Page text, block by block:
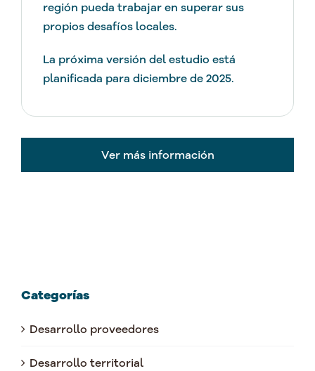
región pueda trabajar en superar sus
propios desafíos locales.
La próxima versión del estudio está
planificada para diciembre de 2025.
Ver más información
Categorías
Desarrollo proveedores
Desarrollo territorial